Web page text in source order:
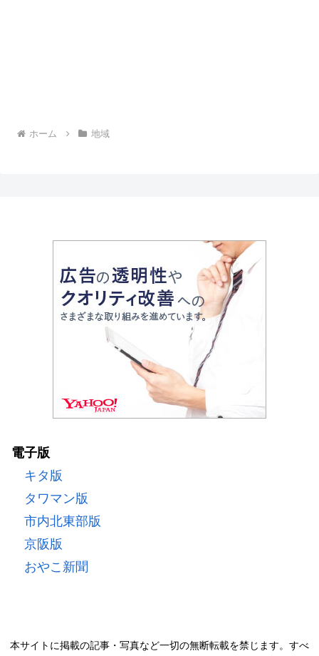
ホーム 地域
電子版
キタ版
タワマン版
市内北東部版
京阪版
おやこ新聞
本サイトに掲載の記事・写真など一切の無断転載を禁じます。すべ